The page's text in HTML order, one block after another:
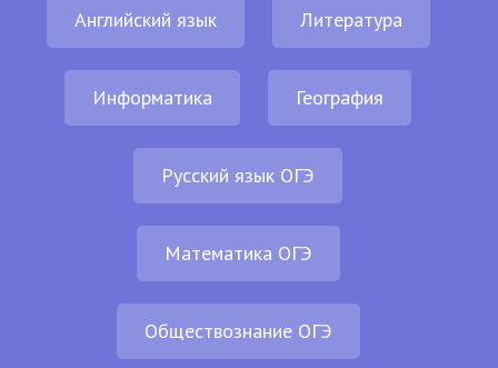
Английский язык Литература
Информатика География
Русский язык ОГЭ
Математика ОГЭ
Обществознание ОГЭ